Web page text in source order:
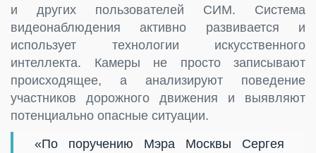
и других пользователей СИМ. Система
видеонаблюдения активно развивается и
использует технологии искусственного
интеллекта. Камеры не просто записывают
происходящее, а анализируют поведение
участников дорожного движения и выявляют
потенциально опасные ситуации.
«По поручению Мэра Москвы Сергея